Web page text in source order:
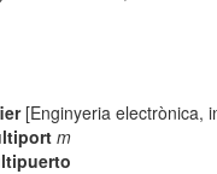
[Enginyeria electrònica,
m